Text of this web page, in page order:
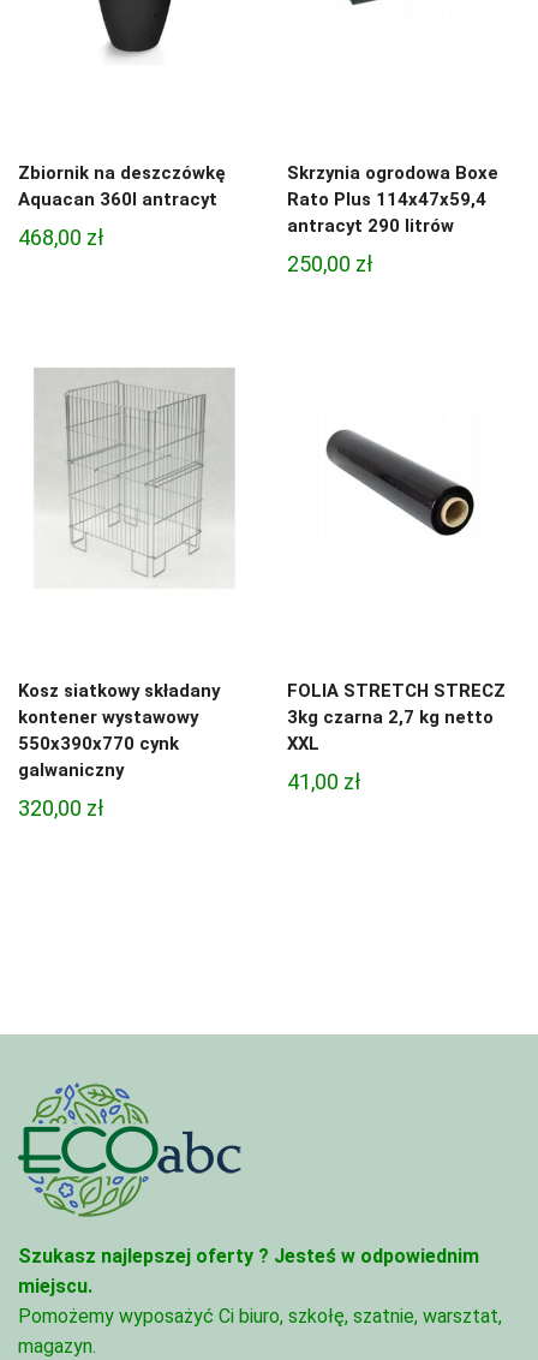
Zbiornik na deszczówkę
Aquacan 360l antracyt
468,00 zł
Skrzynia ogrodowa Boxe
Rato Plus 114x47x59,4
antracyt 290 litrów
250,00 zł
Kosz siatkowy składany
kontener wystawowy
550x390x770 cynk
galwaniczny
320,00 zł
FOLIA STRETCH STRECZ
3kg czarna 2,7 kg netto
XXL
41,00 zł
Szukasz najlepszej oferty ? Jesteś w odpowiednim
miejscu.
Pomożemy wyposażyć Ci biuro, szkołę, szatnie, warsztat,
magazyn.